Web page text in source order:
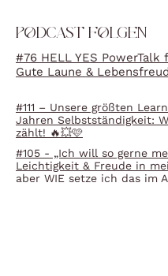
PODCAST FOLGEN
#76 HELL YES PowerTalk
Gute Laune &
#111 – Unsere größten
Jahren Selbstständigkeit:
zählt! 🔥💥🩷
#105 - „Ich will so gerne
Leichtigkeit & Freude in
aber WIE setze ich das im